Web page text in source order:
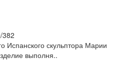
382
Испанского скульптора Марии
выполня..